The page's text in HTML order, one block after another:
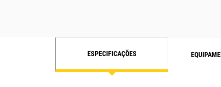
ESPECIFICAÇÕES